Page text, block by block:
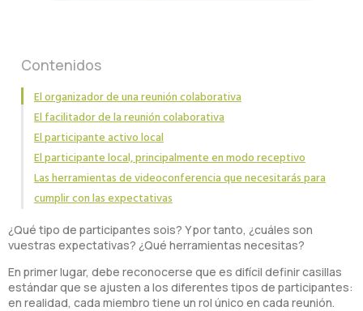
Contenidos
El organizador de una reunión colaborativa
El facilitador de la reunión colaborativa
El participante activo local
El participante local, principalmente en modo receptivo
Las herramientas de videoconferencia que necesitarás para
cumplir con las expectativas
¿Qué tipo de participantes sois? Y por tanto, ¿cuáles son
vuestras expectativas? ¿Qué herramientas necesitas?
En primer lugar, debe reconocerse que es difícil definir casillas
estándar que se ajusten a los diferentes tipos de participantes:
en realidad, cada miembro tiene un rol único en cada reunión.